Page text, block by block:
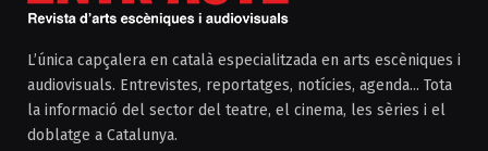
L’única capçalera en català especialitzada en arts escèniques i
audiovisuals. Entrevistes, reportatges, notícies, agenda... Tota
la informació del sector del teatre, el cinema, les sèries i el
doblatge a Catalunya.